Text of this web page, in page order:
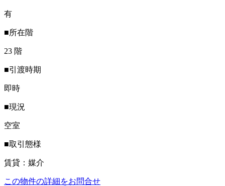
有
■所在階
23 階
■引渡時期
即時
■現況
空室
■取引態様
賃貸：媒介
この物件の詳細をお問合せ